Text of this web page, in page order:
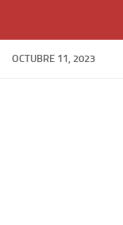
OCTUBRE 11, 2023